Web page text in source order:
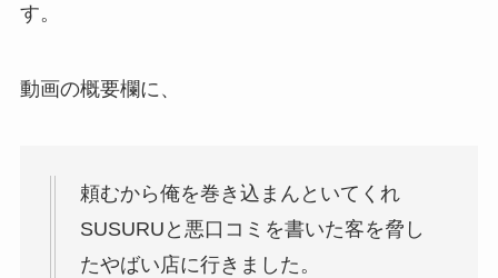
す。
動画の概要欄に、
頼むから俺を巻き込まんといてくれ
SUSURUと悪口コミを書いた客を脅し
たやばい店に行きました。